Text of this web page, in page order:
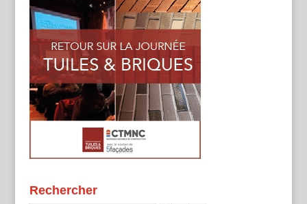
Rechercher